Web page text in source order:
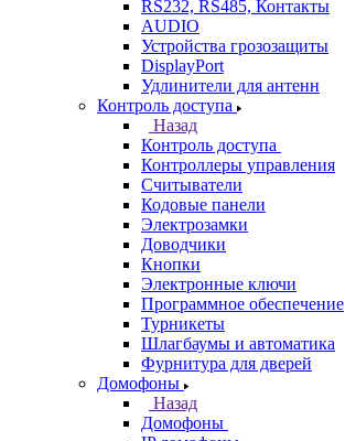
RS232, RS485, Контакты
AUDIO
Устройства грозозащиты
DisplayPort
Удлинители для антенн
Контроль доступа
Назад
Контроль доступа
Контроллеры управления
Считыватели
Кодовые панели
Электрозамки
Доводчики
Кнопки
Электронные ключи
Программное обеспечение
Турникеты
Шлагбаумы и автоматика
Фурнитура для дверей
Домофоны
Назад
Домофоны